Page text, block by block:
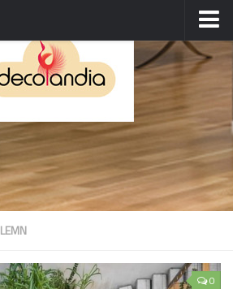
Parchet bambus
Parchet laminat
exterioare -WPC
Grinzi lemn
Garduri si lambriuri
0